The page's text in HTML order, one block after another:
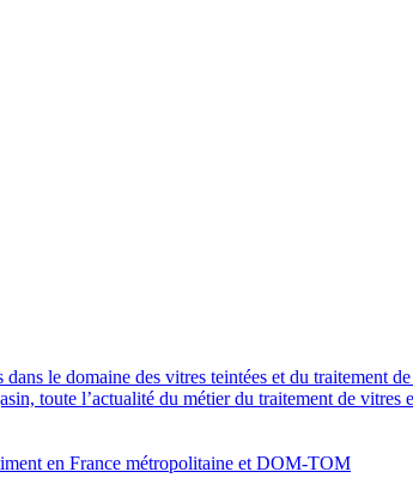
le domaine des vitres teintées et du traitement
toute l’actualité du métier du traitement de vitres
en France métropolitaine et DOM-TOM